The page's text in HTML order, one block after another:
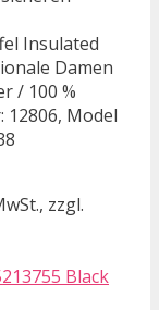
Insulated
Damen
/ 100 %
Model
zzgl.